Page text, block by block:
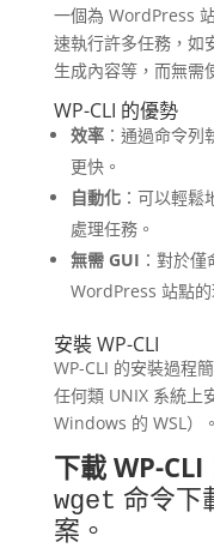
一個為 WordPress
速執行許多任務，如
生成內容等，而無需
WP-CLI 的優勢
效率：通過命令列
更快。
自動化：可以輕鬆
處理任務。
無需 GUI ：對於
WordPress 站點的
安裝 WP-CLI
WP-CLI 的安裝過程
任何類 UNIX 系統上
Windows 的 WSL）。
下載 WP-CLI
wget 命令下
案。